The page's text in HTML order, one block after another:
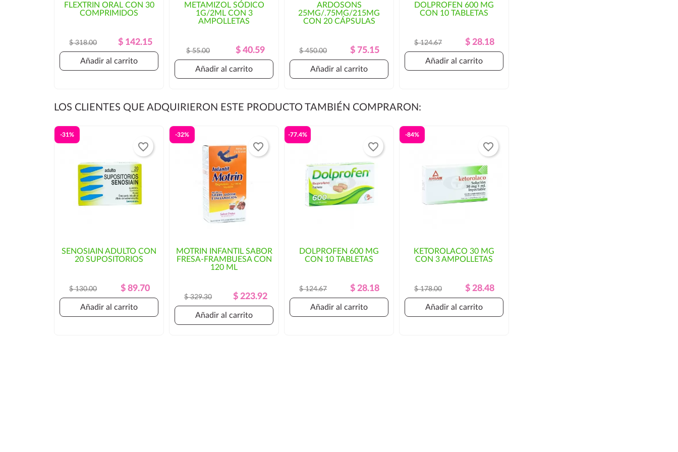
tiempo de entrega. En ese caso, se solicitaría autorización por parte del cliente.
FLEXTRIN ORAL CON 30
COMPRIMIDOS
Precio
Regular
$ 318.00 Precio
$ 142.15
Añadir al carrito
METAMIZOL SÓDICO
1G/2ML CON 3
AMPOLLETAS
Precio
Regular
$ 55.00 Precio$ 40.59
Añadir al carrito
ARDOSONS
25MG/.75MG/215MG
CON 20 CÁPSULAS
Precio
Regular
$ 450.00 Precio$ 75.15
Añadir al carrito
DOLPROFEN 600 MG
CON 10 TABLETAS
Precio
Regular
$ 124.67 Precio$ 28.18
Añadir al carrito
LOS CLIENTES QUE ADQUIRIERON ESTE PRODUCTO TAMBIÉN COMPRARON:
SENOSIAIN ADULTO CON
20 SUPOSITORIOS
Precio
Regular
$ 130.00 Precio$ 89.70
-31%
Añadir al carrito
favorite_border
MOTRIN INFANTIL SABOR
FRESA-FRAMBUESA CON
120 ML
Precio
Regular
$ 329.30 Precio
$ 223.92
-32%
Añadir al carrito
favorite_border
DOLPROFEN 600 MG
CON 10 TABLETAS
Precio
Regular
$ 124.67 Precio$ 28.18
-77.4%
Añadir al carrito
favorite_border
KETOROLACO 30 MG
CON 3 AMPOLLETAS
Precio
Regular
$ 178.00 Precio$ 28.48
-84%
Añadir al carrito
favorite_border